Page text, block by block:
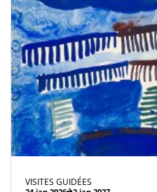
VISITES GUIDÉES